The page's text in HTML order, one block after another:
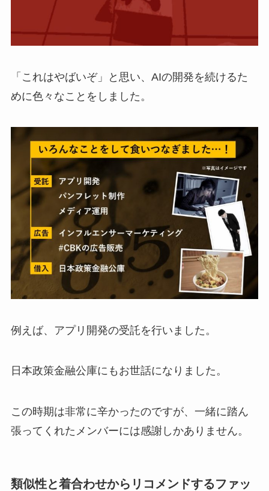
「これはやばいぞ」と思い、AIの開発を続けるた
めに色々なことをしました。
例えば、アプリ開発の受託を行いました。
日本政策金融公庫にもお世話になりました。
この時期は非常に辛かったのですが、一緒に踏ん
張ってくれたメンバーには感謝しかありません。
類似性と着合わせからリコメンドするファッ